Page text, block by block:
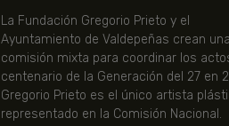
La Fundación Gregorio Prieto y el
Ayuntamiento de Valdepeñas crean una
comisión mixta para coordinar los
centenario de la Generación del 27 en
Gregorio Prieto es el único artista
representado en la Comisión Nacional.